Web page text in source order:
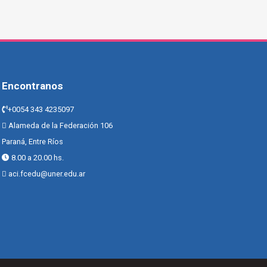
Encontranos
+0054 343 4235097
Alameda de la Federación 106
Paraná, Entre Ríos
8.00 a 20.00 hs.
aci.fcedu@uner.edu.ar